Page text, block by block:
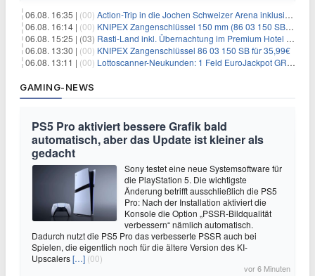
06.08. 16:35 | (00) Action-Trip in die Jochen Schweizer Arena inklusive Premium Hotel und Frühstück ab 59€ p.P.
06.08. 16:14 | (00) KNIPEX Zangenschlüssel 150 mm (86 03 150 SB) für 35,99€
06.08. 15:25 | (03) Rasti-Land inkl. Übernachtung im Premium Hotel ab 69€ p.P.
06.08. 13:30 | (00) KNIPEX Zangenschlüssel 86 03 150 SB für 35,99€
06.08. 13:11 | (00) Lottoscanner-Neukunden: 1 Feld EuroJackpot GRATIS spielen
GAMING-NEWS
PS5 Pro aktiviert bessere Grafik bald
automatisch, aber das Update ist kleiner als
gedacht
Sony testet eine neue Systemsoftware für
die PlayStation 5. Die wichtigste
Änderung betrifft ausschließlich die PS5
Pro: Nach der Installation aktiviert die
Konsole die Option „PSSR-Bildqualität
verbessern“ nämlich automatisch.
Dadurch nutzt die PS5 Pro das verbesserte PSSR auch bei
Spielen, die eigentlich noch für die ältere Version des KI-
Upscalers[…] (00)
vor 6 Minuten